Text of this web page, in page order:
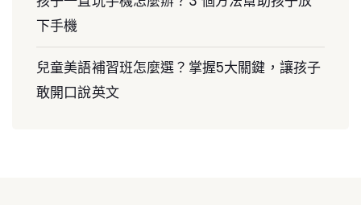
下手機
兒童美語補習班怎麼選？掌握5大關鍵，讓孩子
敢開口說英文